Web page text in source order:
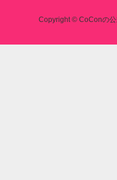
Copyright © CoConの